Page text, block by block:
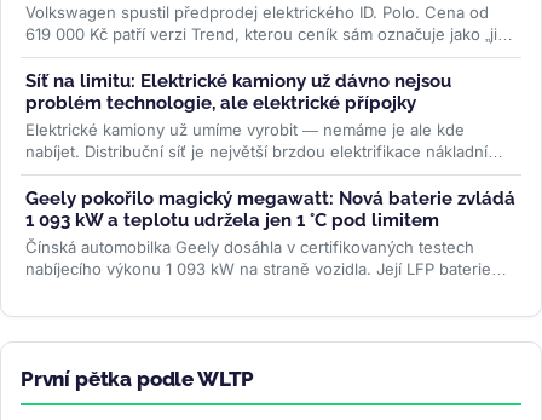
Volkswagen spustil předprodej elektrického ID. Polo. Cena od
619 000 Kč patří verzi Trend, kterou ceník sám označuje jako „již
brzy"....>>
Síť na limitu: Elektrické kamiony už dávno nejsou
problém technologie, ale elektrické přípojky
Elektrické kamiony už umíme vyrobit — nemáme je ale kde
nabíjet. Distribuční síť je největší brzdou elektrifikace nákladní
dopravy....>>
Geely pokořilo magický megawatt: Nová baterie zvládá
1 093 kW a teplotu udržela jen 1 °C pod limitem
Čínská automobilka Geely dosáhla v certifikovaných testech
nabíjecího výkonu 1 093 kW na straně vozidla. Její LFP baterie
První pětka podle WLTP